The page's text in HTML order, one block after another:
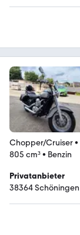
Chopper/Cruiser•
805 cm³• Benzin
Privatanbieter
38364 Schöningen